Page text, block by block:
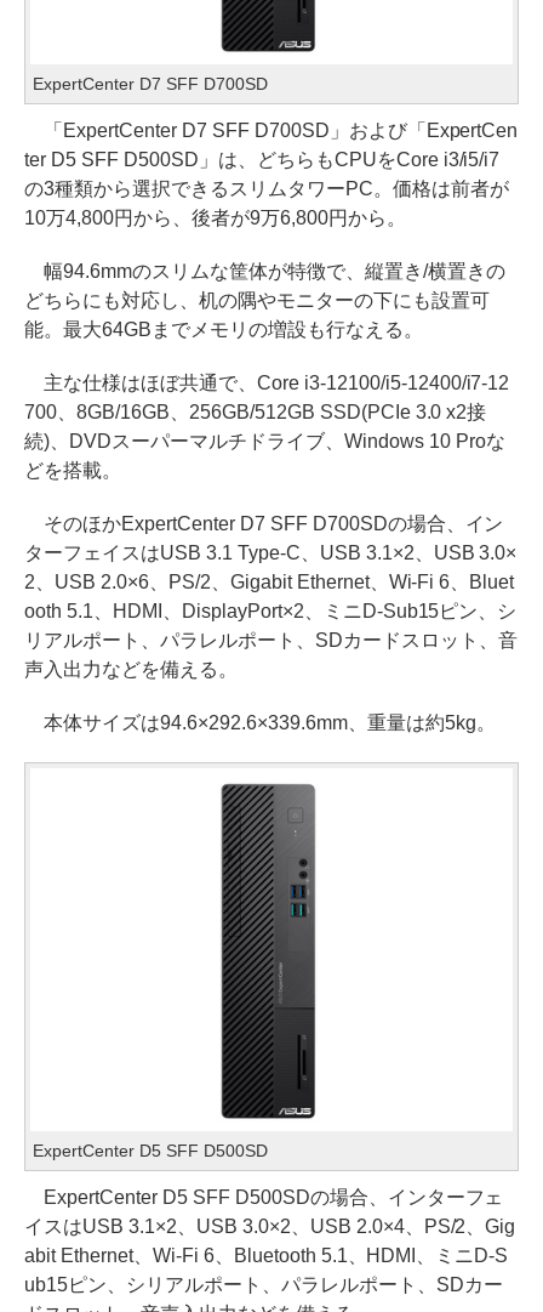
ExpertCenter D7 SFF D700SD
「ExpertCenter D7 SFF D700SD」および「ExpertCen
ter D5 SFF D500SD」は、どちらもCPUをCore i3/i5/i7
の3種類から選択できるスリムタワーPC。価格は前者が
10万4,800円から、後者が9万6,800円から。
幅94.6mmのスリムな筐体が特徴で、縦置き/横置きの
どちらにも対応し、机の隅やモニターの下にも設置可
能。最大64GBまでメモリの増設も行なえる。
主な仕様はほぼ共通で、Core i3-12100/i5-12400/i7-12
700、8GB/16GB、256GB/512GB SSD(PCIe 3.0 x2接
続)、DVDスーパーマルチドライブ、Windows 10 Proな
どを搭載。
そのほかExpertCenter D7 SFF D700SDの場合、イン
ターフェイスはUSB 3.1 Type-C、USB 3.1×2、USB 3.0×
2、USB 2.0×6、PS/2、Gigabit Ethernet、Wi-Fi 6、Bluet
ooth 5.1、HDMI、DisplayPort×2、ミニD-Sub15ピン、シ
リアルポート、パラレルポート、SDカードスロット、音
声入出力などを備える。
本体サイズは94.6×292.6×339.6mm、重量は約5kg。
ExpertCenter D5 SFF D500SD
ExpertCenter D5 SFF D500SDの場合、インターフェ
イスはUSB 3.1×2、USB 3.0×2、USB 2.0×4、PS/2、Gig
abit Ethernet、Wi-Fi 6、Bluetooth 5.1、HDMI、ミニD-S
ub15ピン、シリアルポート、パラレルポート、SDカー